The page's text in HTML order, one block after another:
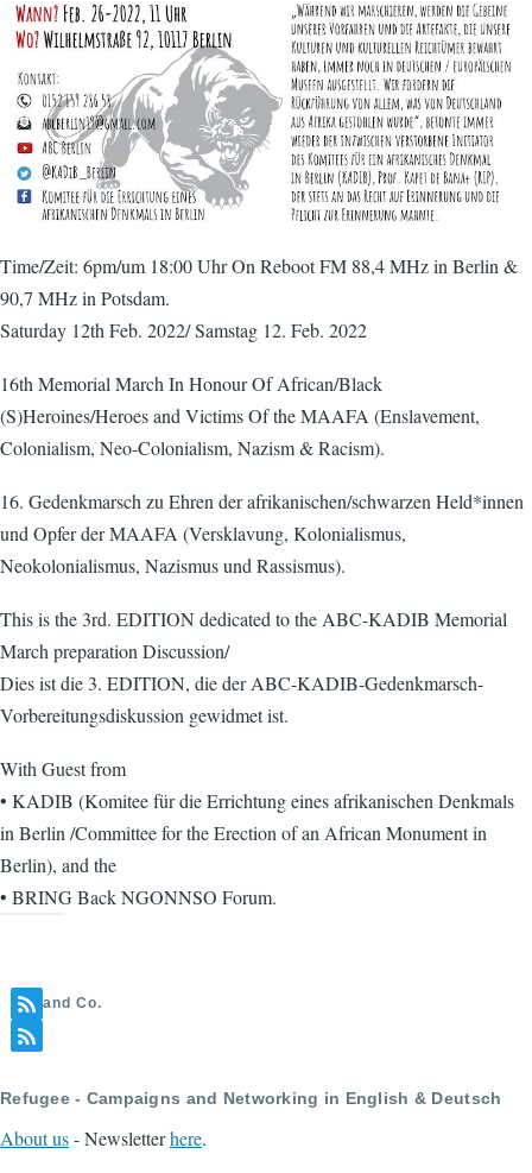
Time/Zeit: 6pm/um 18:00 Uhr On Reboot FM 88,4 MHz in Berlin &
90,7 MHz in Potsdam.
Saturday 12th Feb. 2022/ Samstag 12. Feb. 2022
16th Memorial March In Honour Of African/Black
(S)Heroines/Heroes and Victims Of the MAAFA (Enslavement,
Colonialism, Neo-Colonialism, Nazism & Racism).
16. Gedenkmarsch zu Ehren der afrikanischen/schwarzen Held*innen
und Opfer der MAAFA (Versklavung, Kolonialismus,
Neokolonialismus, Nazismus und Rassismus).
This is the 3rd. EDITION dedicated to the ABC-KADIB Memorial
March preparation Discussion/
Dies ist die 3. EDITION, die der ABC-KADIB-Gedenkmarsch-
Vorbereitungsdiskussion gewidmet ist.
With Guest from
• KADIB (Komitee für die Errichtung eines afrikanischen Denkmals
in Berlin /Committee for the Erection of an African Monument in
Berlin), and the
• BRING Back NGONNSO Forum.
and Co.
Refugee - Campaigns and Networking in English & Deutsch
About us- Newsletterhere.